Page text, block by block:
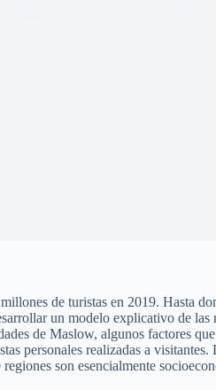
de turistas en 2019. Hasta
un modelo explicativo de
de Maslow, algunos factores
personales realizadas a
son esencialmente